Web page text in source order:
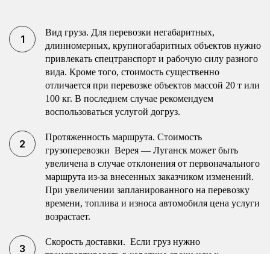
Вид груза. Для перевозки негабаритных,
длинномерных, крупногабаритных объектов нужно
привлекать спецтранспорт и рабочую силу разного
вида. Кроме того, стоимость существенно
отличается при перевозке объектов массой 20 т или
100 кг. В последнем случае рекомендуем
воспользоваться услугой догруз.
Протяженность маршрута. Стоимость
грузоперевозки Верея — Луганск может быть
увеличена в случае отклонения от первоначального
маршрута из-за внесенных заказчиком изменений.
При увеличении запланированного на перевозку
времени, топлива и износа автомобиля цена услуги
возрастает.
Скорость доставки. Если груз нужно